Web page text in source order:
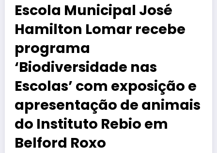
Escola Municipal José
Hamilton Lomar recebe
programa
‘Biodiversidade nas
Escolas’ com exposição e
apresentação de animais
do Instituto Rebio em
Belford Roxo